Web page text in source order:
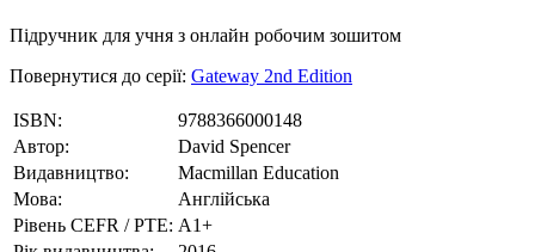
Підручник для учня з онлайн робочим зошитом
Повернутися до серії: Gateway 2nd Edition
ISBN:
9788366000148
Автор:
David Spencer
Видавництво:
Macmillan Education
Мова:
Англійська
Рівень CEFR / PTE: А1+